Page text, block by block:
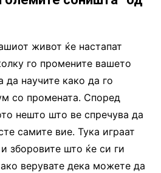
живот ќе настапат
го промените вашето
научите како да го
со промената. Според
нешто што ве спречува да
самите вие. Тука играат
зборовите што ќе си ги
верувате дека можете да